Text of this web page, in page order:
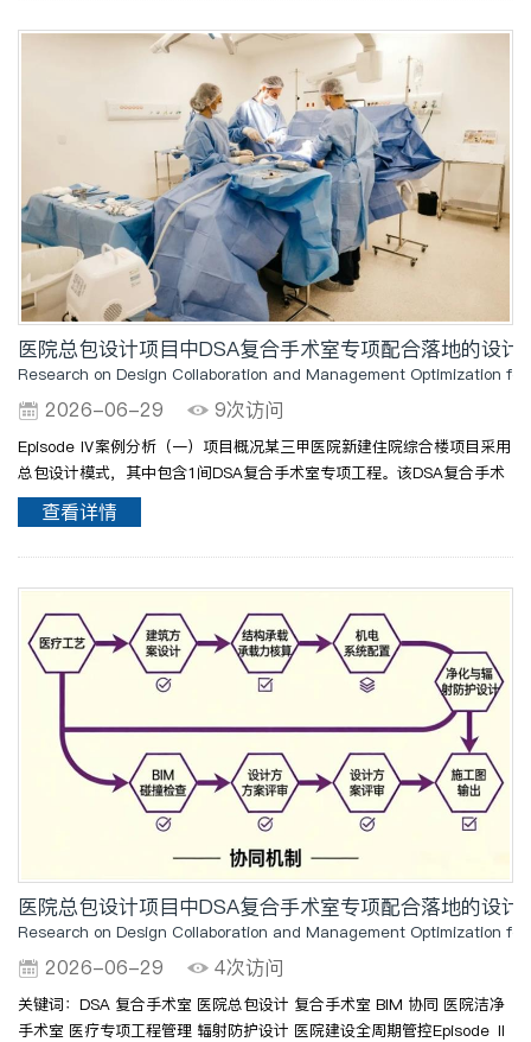
医院总包设计项目中DSA复合手术室专项配合落地的设
Research on Design Collaboration and Management Optimization
2026-06-29 9次访问
Episode Ⅳ案例分析（一）项目概况某三甲医院新建住院综合楼项目采用
总包设计模式，其中包含1间DSA复合手术室专项工程。该DSA复合手术
室建筑面积约120㎡，需配备大型DSA诊断设备、麻醉设备、监护设备、
净化空调系统、辐射防护设施以及智能化控制系统等，主要..
查看详情
医院总包设计项目中DSA复合手术室专项配合落地的设
Research on Design Collaboration and Management Optimization
2026-06-29 4次访问
关键词：DSA 复合手术室 医院总包设计 复合手术室 BIM 协同 医院洁净
手术室 医疗专项工程管理 辐射防护设计 医院建设全周期管控Episode Ⅱ